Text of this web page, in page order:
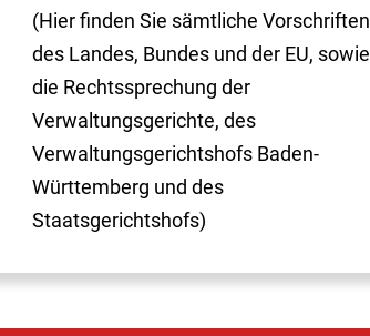
(Hier finden Sie sämtliche Vorschriften
des Landes, Bundes und der EU, sowie
die Rechtssprechung der
Verwaltungsgerichte, des
Verwaltungsgerichtshofs Baden-
Württemberg und des
Staatsgerichtshofs)